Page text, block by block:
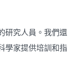
研究人員。我們還
學家提供培訓和指